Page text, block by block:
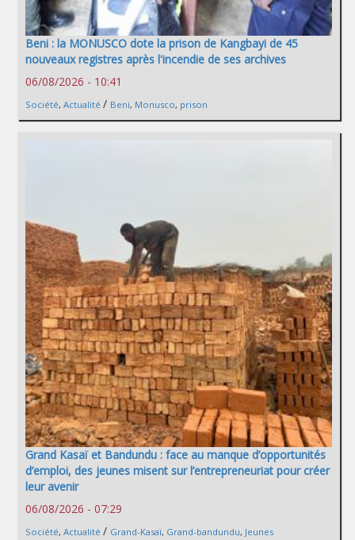
Beni : la MONUSCO dote la prison de Kangbayi de 45
nouveaux registres après l'incendie de ses archives
06/08/2026 - 10:41
Société, Actualité / Beni, Monusco, prison
Grand Kasaï et Bandundu : face au manque d’opportunités
d’emploi, des jeunes misent sur l’entrepreneuriat pour créer
leur avenir
06/08/2026 - 07:29
Société, Actualité / Grand-Kasaï, Grand-bandundu, Jeunes